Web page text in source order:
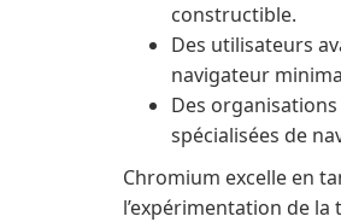
constructible.
Des utilisateurs
navigateur
Des
spécialisées de
Chromium excelle en
l’expérimentation de